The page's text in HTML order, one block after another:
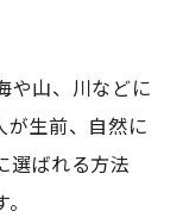
や山、川などに
が生前、自然に
選ばれる方法